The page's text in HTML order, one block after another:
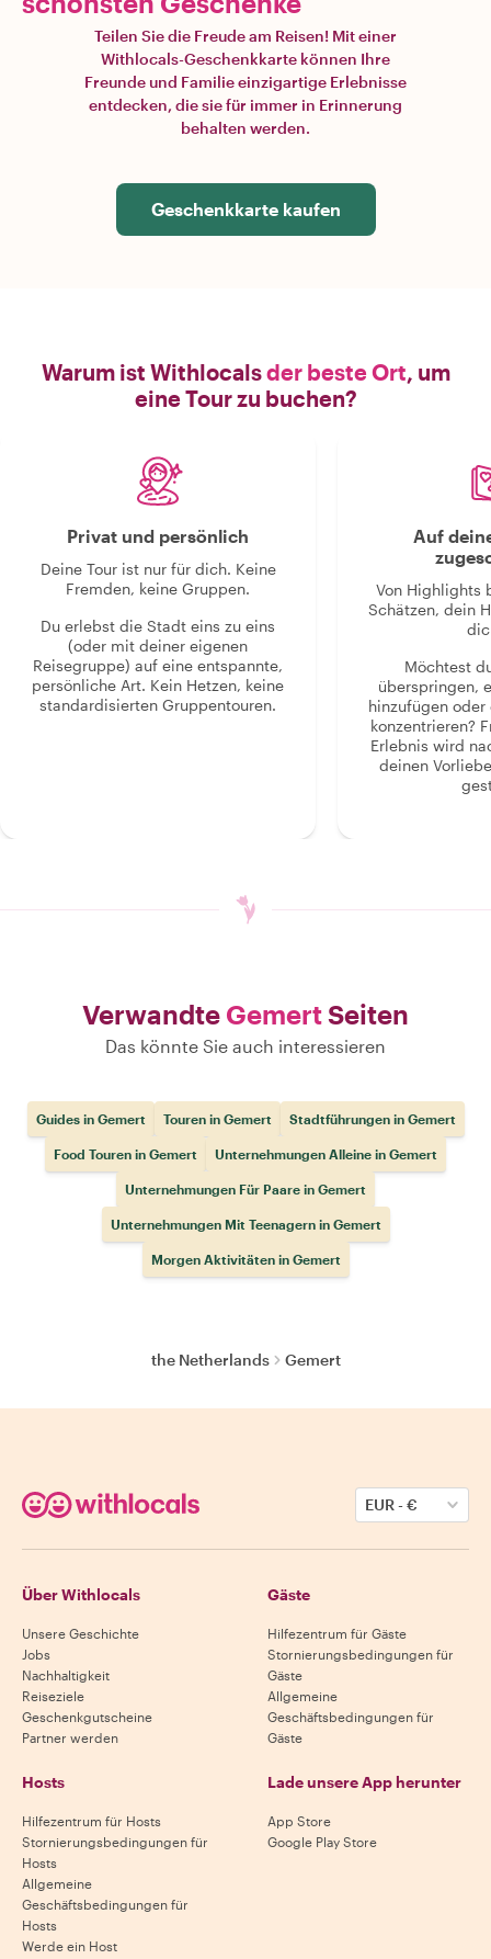
Teilen Sie die Freude am Reisen! Mit einer
Withlocals-Geschenkkarte können Ihre
Freunde und Familie einzigartige Erlebnisse
entdecken, die sie für immer in Erinnerung
behalten werden.
Geschenkkarte kaufen
Warum ist Withlocalsder beste Ort, um
eine Tour zu buchen?
Privat und persönlich
Deine Tour ist nur für dich. Keine
Fremden, keine Gruppen.
Du erlebst die Stadt eins zu eins
(oder mit deiner eigenen
Reisegruppe) auf eine entspannte,
persönliche Art. Kein Hetzen, keine
standardisierten Gruppentouren.
Auf
Von Highlights
Schätzen, dein
Möchtest
überspringen,
hinzufügen
konzentrieren?
Erlebnis wird
deinen
Verwandte GemertSeiten
Das könnte Sie auch interessieren
Guides in Gemert Touren in Gemert Stadtführungen in Gemert
Food Touren in Gemert Unternehmungen Alleine in Gemert
Unternehmungen Für Paare in Gemert
Unternehmungen Mit Teenagern in Gemert
Morgen Aktivitäten in Gemert
the Netherlands Gemert
EUR-€
Über Withlocals
Unsere Geschichte
Jobs
Nachhaltigkeit
Reiseziele
Geschenkgutscheine
Partner werden
Gäste
Hilfezentrum für Gäste
Stornierungsbedingungen für
Gäste
Allgemeine
Geschäftsbedingungen für
Gäste
Hosts
Hilfezentrum für Hosts
Stornierungsbedingungen für
Hosts
Allgemeine
Geschäftsbedingungen für
Hosts
Werde ein Host
Lade unsere App herunter
App Store
Google Play Store